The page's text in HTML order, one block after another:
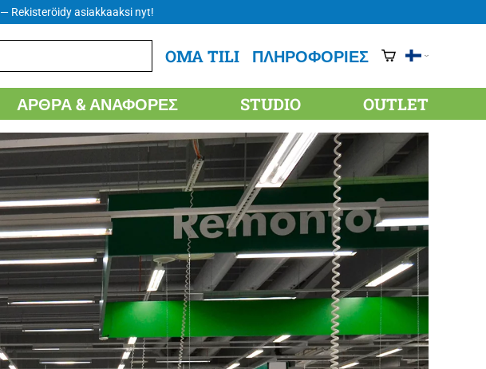
— Rekisteröidy asiakkaaksi nyt!
OMA TILI ΠΛΗΡΟΦΟΡΊΕΣ
ΆΡΘΡΑ & ΑΝΑΦΟΡΈΣ STUDIO OUTLET